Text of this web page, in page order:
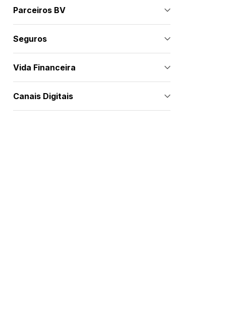
Parceiros BV
Seguros
Vida Financeira
Canais Digitais